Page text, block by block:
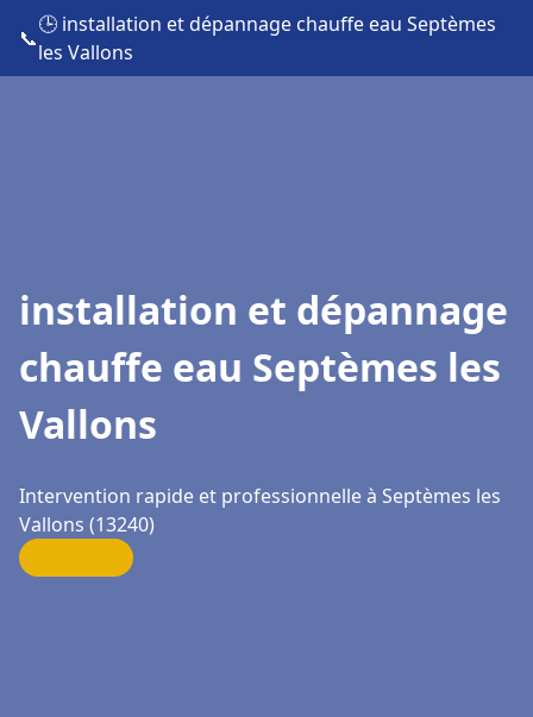
📞
🕒 installation et dépannage chauffe eau Septèmes
les Vallons
installation et dépannage
chauffe eau Septèmes les
Vallons
Intervention rapide et professionnelle à Septèmes les
Vallons (13240)